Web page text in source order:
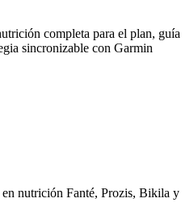
completa para el plan, guía
sincronizable con Garmin
nutrición Fanté, Prozis, Bikila y